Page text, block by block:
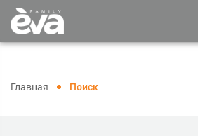
Главная Поиск